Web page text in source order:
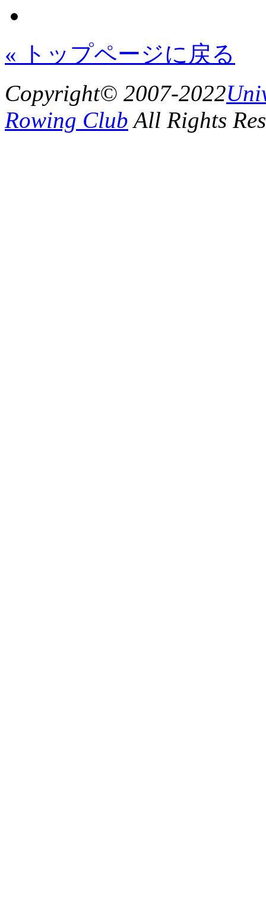
« トップページに戻る
Copyright© 2007-2022
Rowing ClubAll Rights